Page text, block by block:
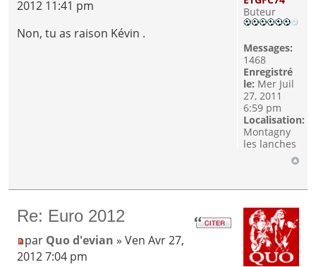
2012 11:41 pm
Non, tu as raison Kévin .
Buteur
Messages:
1468
Enregistré
le: Mer Juil
27, 2011
6:59 pm
Localisation:
Montagny
les lanches
Re: Euro 2012
par Quo d'evian » Ven Avr 27,
2012 7:04 pm